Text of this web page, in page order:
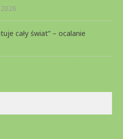
cały świat” – ocalanie